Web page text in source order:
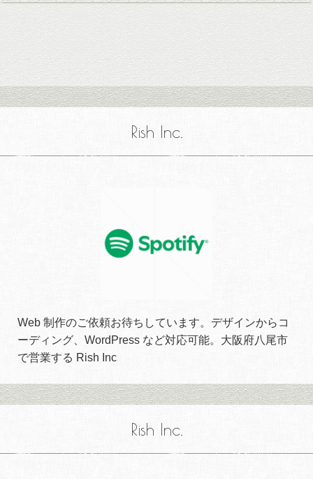
Rish Inc.
Web 制作のご依頼お待ちしています。デザインからコ
ーディング、WordPress など対応可能。大阪府八尾市
で営業する Rish Inc
Rish Inc.